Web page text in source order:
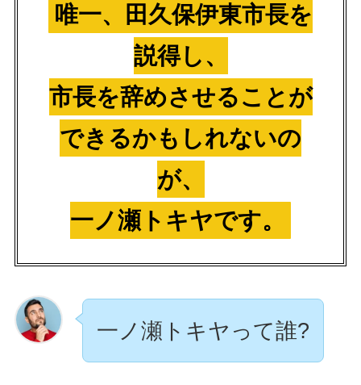
唯一、田久保伊東市長を
説得し、
市長を辞めさせることが
できるかもしれないの
が、
一ノ瀬トキヤです。
一ノ瀬トキヤって誰?